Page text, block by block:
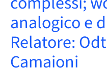
analogico e
Relatore:
Camaioni